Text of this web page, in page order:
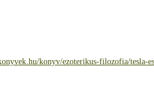
konyv/ezoterikus-filozofia/tesla-